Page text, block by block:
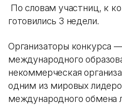
По словам участниц, к
готовились 3 недели.
Организаторы конкурса
международного
некоммерческая
одним из мировых
международного обмена